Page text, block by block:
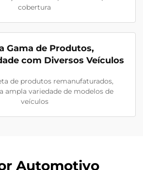
cobertura
Gama de Produtos,
com Diversos Veículos
de produtos remanufaturados,
ampla variedade de modelos de
veículos
Automotivo